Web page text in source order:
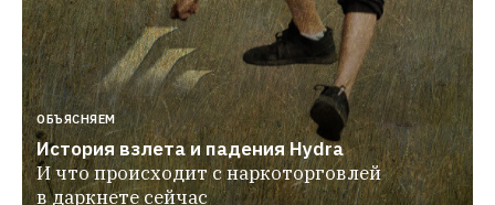
ОБЪЯСНЯЕМ
История взлета и падения Hydra
И что происходит с наркоторговлей
в даркнете сейчас